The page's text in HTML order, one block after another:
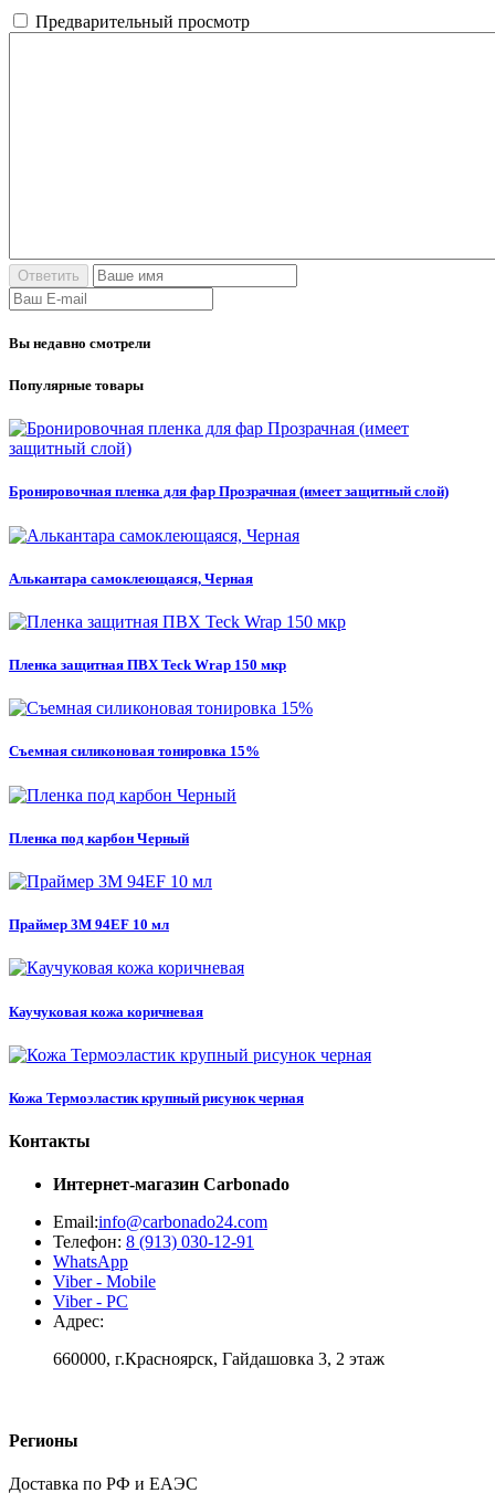
Предварительный просмотр
Вы недавно смотрели
Популярные товары
Бронировочная пленка для фар Прозрачная (имеет защитный слой)
Алькантара самоклеющаяся, Черная
Пленка защитная ПВХ Teck Wrap 150 мкр
Съемная силиконовая тонировка 15%
Пленка под карбон Черный
Праймер 3M 94EF 10 мл
Каучуковая кожа коричневая
Кожа Термоэластик крупный рисунок черная
Контакты
Интернет-магазин Carbonado
Email:info@carbonado24.com
Телефон: 8 (913) 030-12-91
WhatsApp
Viber - Mobile
Viber - PC
Адрес:
660000, г.Красноярск, Гайдашовка 3, 2 этаж
Регионы
Доставка по РФ и ЕАЭС